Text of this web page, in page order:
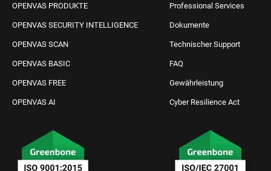
OPENVAS PRODUKTE
OPENVAS SECURITY INTELLIGENCE
OPENVAS SCAN
OPENVAS BASIC
OPENVAS FREE
OPENVAS AI
Professional Services
Dokumente
Technischer Support
FAQ
Gewährleistung
Cyber Resilience Act